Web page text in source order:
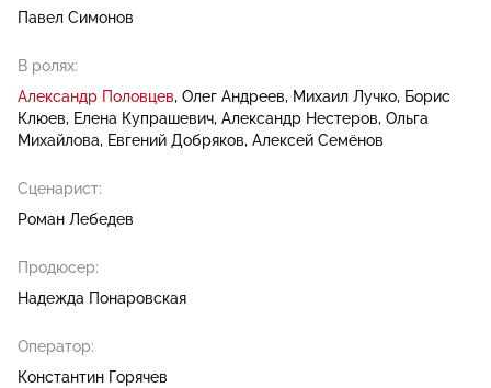
Павел Симонов
В ролях:
Александр Половцев Олег Андреев Михаил Лучко Борис
Клюев
Елена Купрашевич Александр Нестеров Ольга
Михайлова Евгений Добряков Алексей Семёнов
Сценарист:
Роман Лебедев
Продюсер:
Надежда Понаровская
Оператор:
Константин Горячев